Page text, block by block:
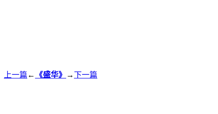
上一篇 ← 《盛华》 →下一篇